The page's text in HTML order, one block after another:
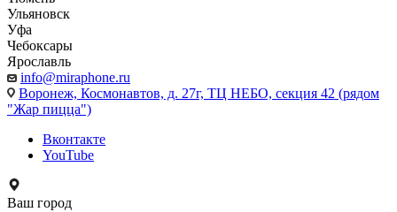
Ульяновск
Уфа
Чебоксары
Ярославль
info@miraphone.ru
Воронеж, Космонавтов, д. 27г, ТЦ НЕБО, секция 42 (рядом
"Жар пицца")
Вконтакте
YouTube
Ваш город